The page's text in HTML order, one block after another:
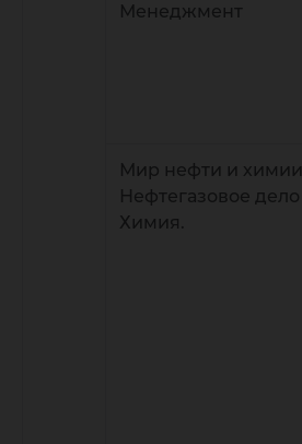
Менеджмент
Мир нефти и химии
Нефтегазовое дело
Химия.